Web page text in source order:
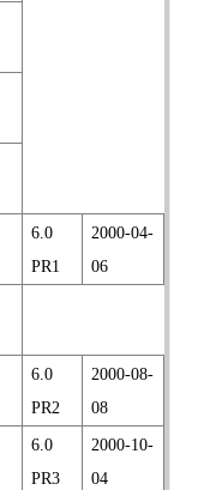
6.0
PR1
2000-04-
06
6.0
PR2
2000-08-
08
6.0
PR3
2000-10-
04